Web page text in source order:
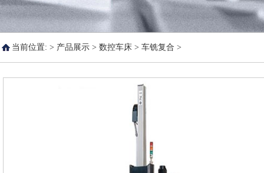
当前位置: > 产品展示 > 数控车床 > 车铣复合 >